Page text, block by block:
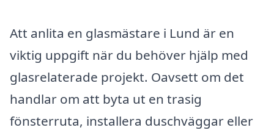
Att anlita en glasmästare i Lund är en
viktig uppgift när du behöver hjälp med
glasrelaterade projekt. Oavsett om det
handlar om att byta ut en trasig
fönsterruta, installera duschväggar eller